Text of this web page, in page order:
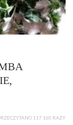
117 160 RAZY